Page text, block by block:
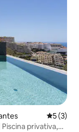
5 de
5 (3)
privativa,